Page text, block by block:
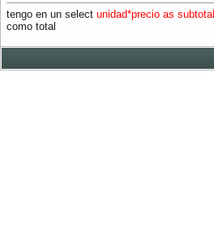
tengo en un select unidad*precio as subtotal
como total